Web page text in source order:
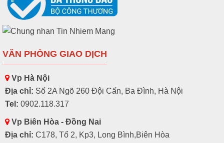
VĂN PHÒNG GIAO DỊCH
Vp Hà Nội
Địa chỉ: Số 2A Ngõ 260 Đội Cấn, Ba Đình, Hà Nội
Tel: 0902.118.317
Vp Biên Hòa - Đồng Nai
Địa chỉ: C178, Tổ 2, Kp3, Long Bình,Biên Hòa